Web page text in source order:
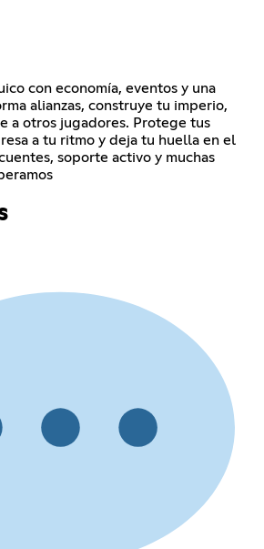
con economía, eventos y una
alianzas, construye tu imperio,
a otros jugadores. Protege tus
a tu ritmo y deja tu huella en el
soporte activo y muchas